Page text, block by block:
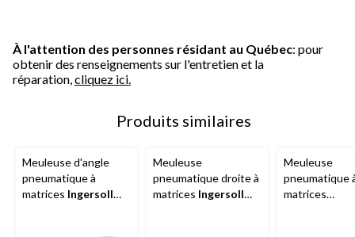
À l'attention des personnes résidant au Québec: pour
obtenir des renseignements sur l'entretien et la
réparation, cliquez ici.
Produits similaires
Meuleuse d'angle
pneumatique à
matrices Ingersoll
Meuleuse
pneumatique droite à
matrices Ingersoll
Meuleuse
pneumatique
matrices